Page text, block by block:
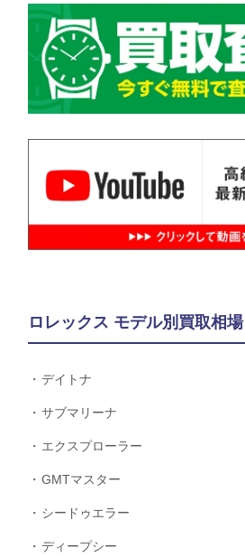
ロレックス モデル別買取相場
デイトナ
サブマリーナ
エクスプローラー
GMTマスター
シードゥエラー
ディープシー